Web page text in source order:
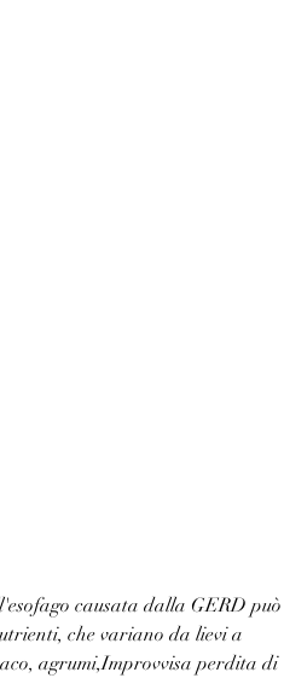
che variano da lievi a
agrumi,Improvvisa perdita di